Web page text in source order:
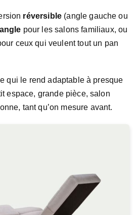
réversible (angle gauche ou
pour les salons familiaux, ou
ceux qui veulent tout un pan
qui le rend adaptable à presque
espace, grande pièce, salon
tant qu’on mesure avant.